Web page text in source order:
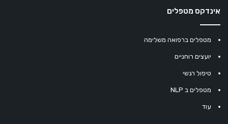
אינדקס מטפלים
מטפלים ברפואה משלימה
יועצים רוחניים
טיפול רגשי
מטפלים ב NLP
עוד